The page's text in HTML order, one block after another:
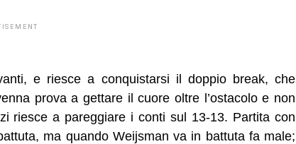
e riesce a conquistarsi il doppio break, che
prova a gettare il cuore oltre l’ostacolo e non
riesce a pareggiare i conti sul 13-13. Partita con
ma quando Weijsman va in battuta fa male;